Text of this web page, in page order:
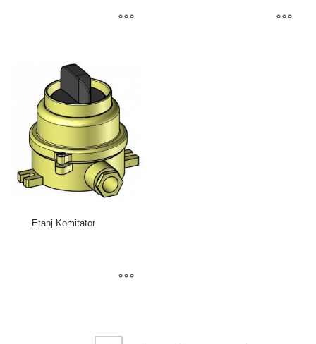
Etanj Komitator